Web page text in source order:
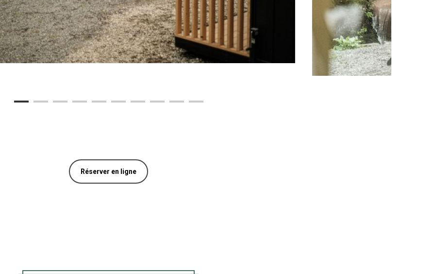
Réserver en ligne